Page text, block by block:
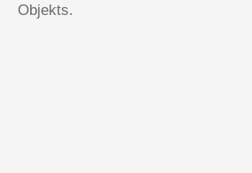
Objekts.